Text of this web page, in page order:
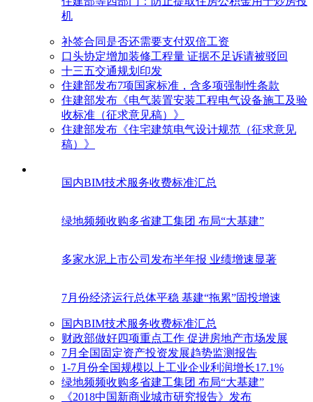
机
补签合同是否还需要支付双倍工资
口头协定增加装修工程量 证据不足诉请被驳回
十三五交通规划印发
住建部发布7项国家标准，含多项强制性条款
住建部发布《电气装置安装工程电气设备施工及验
收标准（征求意见稿）》
住建部发布《住宅建筑电气设计规范（征求意见
稿）》
国内BIM技术服务收费标准汇总
绿地频频收购多省建工集团 布局“大基建”
多家水泥上市公司发布半年报 业绩增速显著
7月份经济运行总体平稳 基建“拖累”固投增速
国内BIM技术服务收费标准汇总
财政部做好四项重点工作 促进房地产市场发展
7月全国固定资产投资发展趋势监测报告
1-7月份全国规模以上工业企业利润增长17.1%
绿地频频收购多省建工集团 布局“大基建”
《2018中国新商业城市研究报告》发布